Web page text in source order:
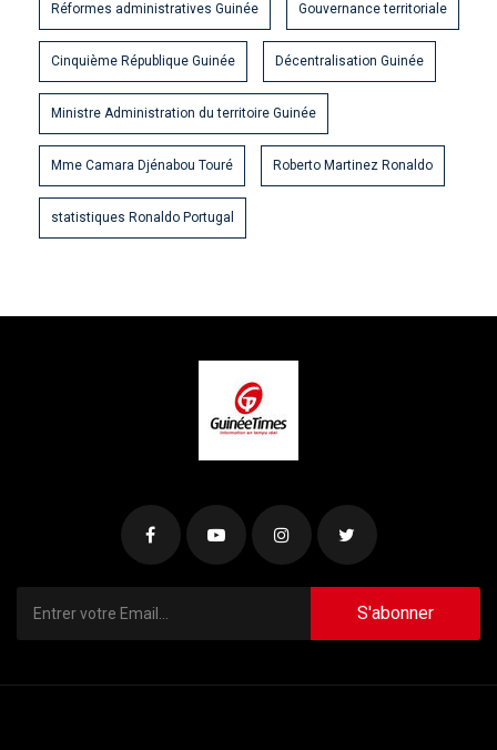
Réformes administratives Guinée Gouvernance territoriale
Cinquième République Guinée Décentralisation Guinée
Ministre Administration du territoire Guinée
Mme Camara Djénabou Touré Roberto Martinez Ronaldo
statistiques Ronaldo Portugal
S'abonner